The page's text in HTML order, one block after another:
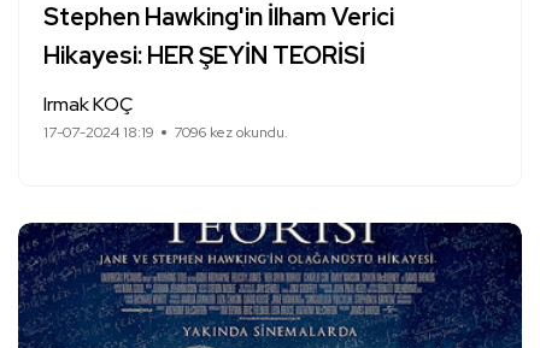
Stephen Hawking'in İlham Verici
Hikayesi: HER ŞEYİN TEORİSİ
Irmak KOÇ
17-07-2024 18:19 7096 kez okundu.